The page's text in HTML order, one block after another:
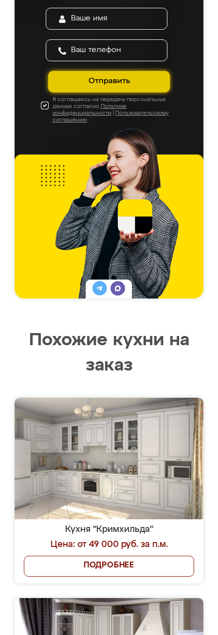
Отправить
Я соглашаюсь на передачу персональных
данных согласно Политике
конфиденциальности
Пользовательскому
соглашению
Похожие кухни на
заказ
Кухня "Кримхильда"
Цена: от 49 000 руб. за п.м.
ПОДРОБНЕЕ